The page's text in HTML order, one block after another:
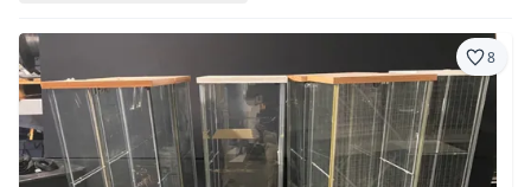
8